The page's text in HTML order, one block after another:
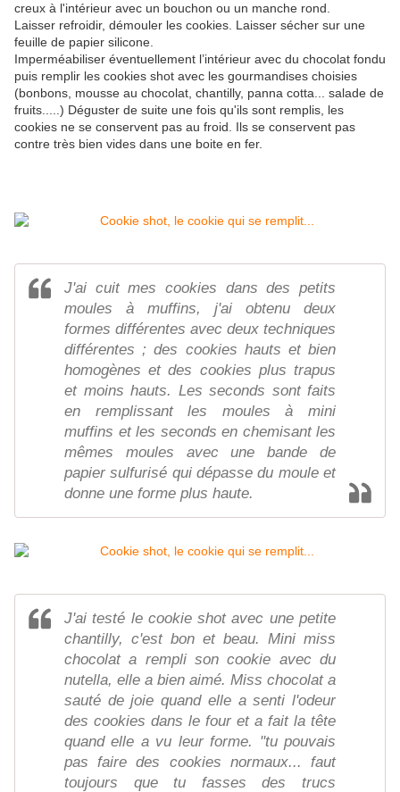
creux à l'intérieur avec un bouchon ou un manche rond.
Laisser refroidir, démouler les cookies. Laisser sécher sur une
feuille de papier silicone.
Imperméabiliser éventuellement l’intérieur avec du chocolat fondu
puis remplir les cookies shot avec les gourmandises choisies
(bonbons, mousse au chocolat, chantilly, panna cotta... salade de
fruits.....) Déguster de suite une fois qu'ils sont remplis, les
cookies ne se conservent pas au froid. Ils se conservent pas
contre très bien vides dans une boite en fer.
J'ai cuit mes cookies dans des petits
moules à muffins, j'ai obtenu deux
formes différentes avec deux techniques
différentes ; des cookies hauts et bien
homogènes et des cookies plus trapus
et moins hauts. Les seconds sont faits
en remplissant les moules à mini
muffins et les seconds en chemisant les
mêmes moules avec une bande de
papier sulfurisé qui dépasse du moule et
donne une forme plus haute.
J'ai testé le cookie shot avec une petite
chantilly, c'est bon et beau. Mini miss
chocolat a rempli son cookie avec du
nutella, elle a bien aimé. Miss chocolat a
sauté de joie quand elle a senti l'odeur
des cookies dans le four et a fait la tête
quand elle a vu leur forme. "tu pouvais
pas faire des cookies normaux... faut
toujours que tu fasses des trucs